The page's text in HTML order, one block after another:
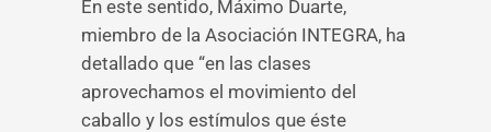
En este sentido, Máximo Duarte,
miembro de la Asociación INTEGRA, ha
detallado que “en las clases
aprovechamos el movimiento del
caballo y los estímulos que éste